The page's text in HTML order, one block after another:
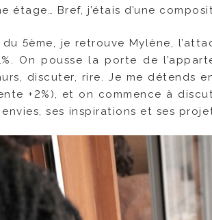
étage… Bref, j’étais d’une
5ème, je retrouve Mylène,
On pousse la porte de
discuter, rire. Je me détends
+2%), et on commence à
ses inspirations et ses